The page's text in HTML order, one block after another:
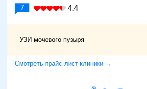
7 4.4
УЗИ мочевого пузыря
Смотреть прайс-лист клиники →